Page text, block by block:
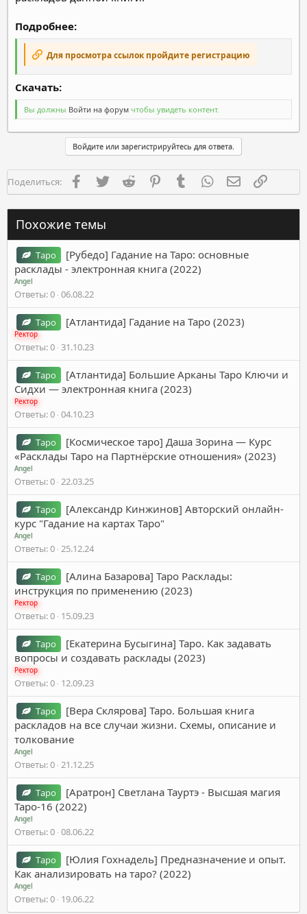
Подробнее:
Для просмотра ссылок пройдите регистрацию
Скачать:​
Вы должны Войти на форум чтобы увидеть контент.
Войдите или зарегистрируйтесь для ответа.
Поделиться: FacebookTwitter Reddit PinterestTumblr WhatsAppЭлектронная
Похожие темы
Таро
[Рубедо] Гадание на Таро: основные
расклады - электронная книга (2022)
Angel
Ответы 0 06.08.22
Таро [Атлантида] Гадание на Таро (2023)
Ректор
Ответы 0 31.10.23
Таро
[Атлантида] Большие Арканы Таро Ключи и
Сидхи — электронная книга (2023)
Ректор
Ответы 0 04.10.23
Таро
[Космическое таро] Даша Зорина ― Курс
«Расклады Таро на Партнёрские отношения» (2023)
Angel
Ответы 0 22.03.25
Таро
[Александр Кинжинов] Авторский онлайн-
курс "Гадание на картах Таро"
Angel
Ответы 0 25.12.24
Таро
[Алина Базарова] Таро Расклады:
инструкция по применению (2023)
Ректор
Ответы 0 15.09.23
Таро
[Екатерина Бусыгина] Таро. Как задавать
вопросы и создавать расклады (2023)
Ректор
Ответы 0 12.09.23
Таро
[Вера Склярова] Таро. Большая книга
раскладов на все случаи жизни. Схемы, описание и
толкование
Angel
Ответы 0 21.12.25
Таро
[Аратрон] Светлана Тауртэ - Высшая магия
Таро-16 (2022)
Angel
Ответы 0 08.06.22
Таро
[Юлия Гохнадель] Предназначение и опыт.
Как анализировать на таро? (2022)
Angel
Ответы 0 19.06.22